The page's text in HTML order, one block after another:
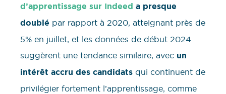
d’apprentissage sur Indeed a presque
doublé par rapport à 2020, atteignant près de
5% en juillet, et les données de début 2024
suggèrent une tendance similaire, avec un
intérêt accru des candidats qui continuent de
privilégier fortement l’apprentissage, comme